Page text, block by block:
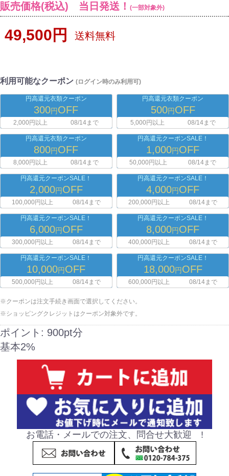
販売価格(税込) 当日発送！ (一部対象外)
49,500円 送料無料
利用可能なクーポン (ログイン時のみ利用可)
円高還元衣類クーポン
300円OFF
2,000円以上 08/14まで
円高還元衣類クーポン
500円OFF
5,000円以上 08/14まで
円高還元衣類クーポン
800円OFF
8,000円以上 08/14まで
円高還元クーポンSALE！
1,000円OFF
50,000円以上 08/14まで
円高還元クーポンSALE！
2,000円OFF
100,000円以上 08/14まで
円高還元クーポンSALE！
4,000円OFF
200,000円以上 08/14まで
円高還元クーポンSALE！
6,000円OFF
300,000円以上 08/14まで
円高還元クーポンSALE！
8,000円OFF
400,000円以上 08/14まで
円高還元クーポンSALE！
10,000円OFF
500,000円以上 08/14まで
円高還元クーポンSALE！
18,000円OFF
600,000円以上 08/14まで
※クーポンは注文手続き画面で選択してください。
※ショッピングクレジットはクーポン対象外です。
ポイント: 900pt分
基本2%
お電話・メールでの注文、問合せ大歓迎 !